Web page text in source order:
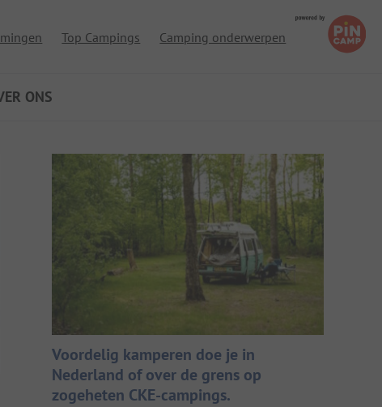
Top Campings Camping onderwerpen
ONS
Voordelig kamperen doe je in
Nederland of over de grens op
zogeheten CKE-campings.